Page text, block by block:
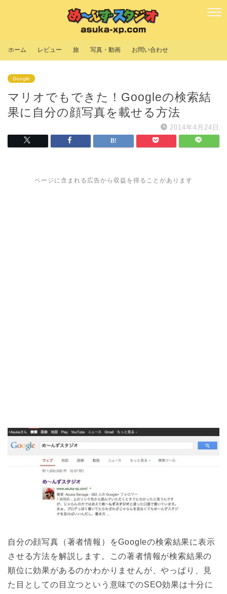
ホーム レビュー 旅 写真・動画 お問い合わせ
Google
マリオでもできた！Googleの検索結
果に自分の顔写真を載せる方法
2014年4月24日
ページに含まれる広告から収益を得ることがあります
自分の顔写真（著者情報）をGoogleの検索結果に表示
させる方法を解説します。この著者情報が検索結果の
順位に効果があるのかわかりませんが、やっぱり、見
た目としての目立つという意味でのSEO効果は十分に